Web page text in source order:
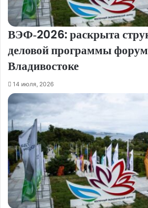
ВЭФ‑2026: раскрыта
деловой программы
Владивостоке
14 июля, 2026